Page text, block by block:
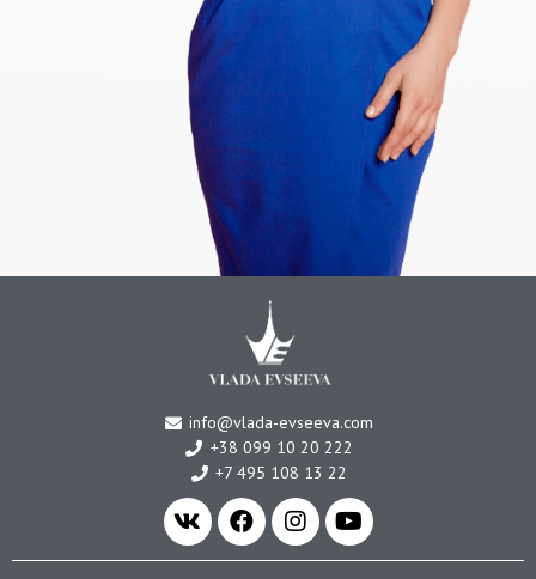
info@vlada-evseeva.com
+38 099 10 20 222
+7 495 108 13 22